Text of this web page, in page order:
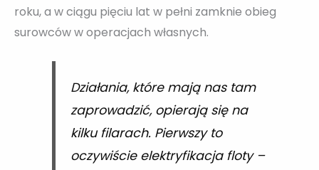
roku, a w ciągu pięciu lat w pełni zamknie obieg
surowców w operacjach własnych.
Działania, które mają nas tam
zaprowadzić, opierają się na
kilku filarach. Pierwszy to
oczywiście elektryfikacja floty –